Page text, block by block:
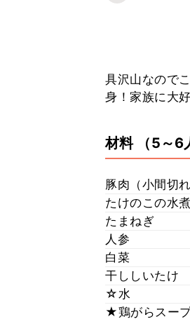
具沢山なので
身！家族に大
材料 （5～6
豚肉（小間切れ
たけのこの水
たまねぎ
人参
白菜
干ししいたけ
☆水
★鶏がらスー